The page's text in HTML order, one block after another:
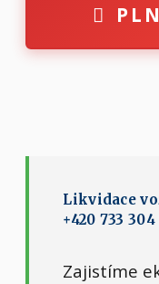
Likvidace
+420 733
Zajistíme